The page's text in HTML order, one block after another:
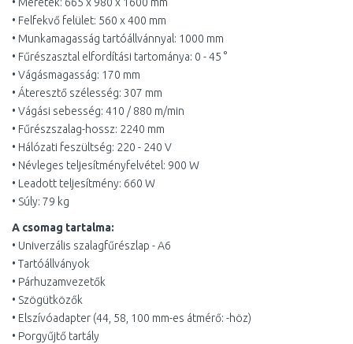
• Felfekvő felület: 560 x 400 mm
• Munkamagasság tartóállvánnyal: 1000 mm
• Fűrészasztal elfordítási tartománya: 0 - 45 °
• Vágásmagasság: 170 mm
• Áteresztő szélesség: 307 mm
• Vágási sebesség: 410 / 880 m/min
• Fűrészszalag-hossz: 2240 mm
• Hálózati feszültség: 220 - 240 V
• Névleges teljesítményfelvétel: 900 W
• Leadott teljesítmény: 660 W
• Súly: 79 kg
A csomag tartalma:
• Univerzális szalagfűrészlap - A6
• Tartóállványok
• Párhuzamvezetők
• Szögütközők
• Elszívóadapter (44, 58, 100 mm-es átmérő: -höz)
• Porgyűjtő tartály